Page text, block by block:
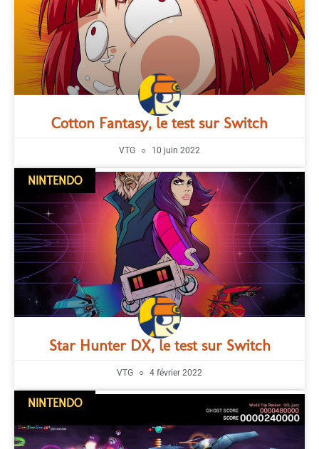
Cotton Fantasy, le test sur Switch
VTG 10 juin 2022
NINTENDO
Star Hunter DX, le test sur Switch
VTG 4 février 2022
NINTENDO